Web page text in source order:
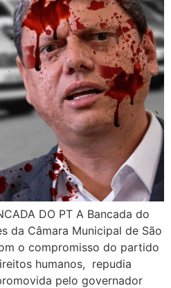
DO PT A Bancada do
da Câmara Municipal de São
o compromisso do partido
humanos, repudia
pelo governador